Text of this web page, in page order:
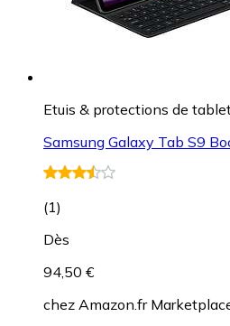
Etuis & protections de
Samsung Galaxy Tab S9
(1)
Dès
94,50 €
chez Amazon.fr